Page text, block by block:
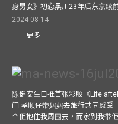
身男女》初恋黑川23年后东京续
2024-08-14
更多
陈健安生日推首张彩胶《Life
门 孝顺仔带妈妈去旅行共同感受
个佢抱住我周围去，而家到我带佢